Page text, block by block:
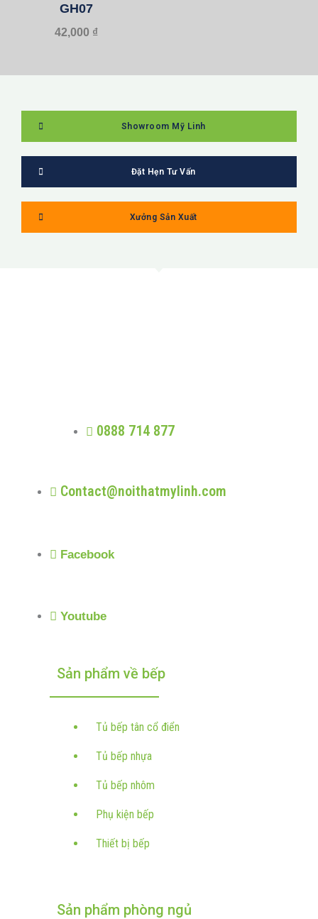
GH07
42,000 ₫
Showroom Mỹ Linh
Đặt Hẹn Tư Vấn
Xưởng Sản Xuất
0888 714 877
Contact@noithatmylinh.com
Facebook
Youtube
Sản phẩm về bếp
Tủ bếp tân cổ điển
Tủ bếp nhựa
Tủ bếp nhôm
Phụ kiện bếp
Thiết bị bếp
Sản phẩm phòng ngủ